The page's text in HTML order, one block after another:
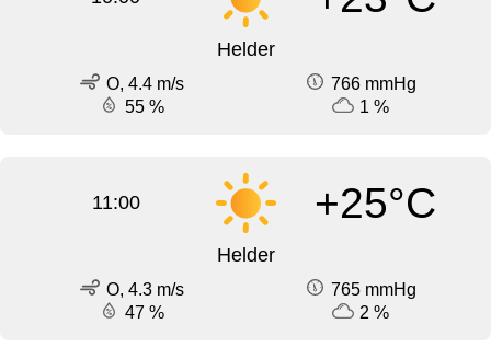
Helder
O, 4.4 m/s
766 mmHg
55 %
1 %
11:00 +25°C
Helder
O, 4.3 m/s
765 mmHg
47 %
2 %